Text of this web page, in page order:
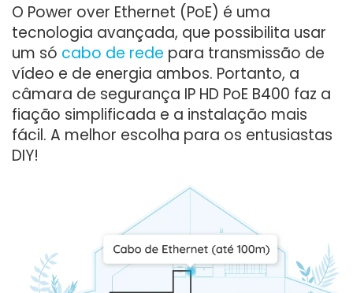
O Power over Ethernet (PoE) é uma
tecnologia avançada, que possibilita usar
um só cabo de rede para transmissão de
vídeo e de energia ambos. Portanto, a
câmara de segurança IP HD PoE B400 faz a
fiação simplificada e a instalação mais
fácil. A melhor escolha para os entusiastas
DIY!